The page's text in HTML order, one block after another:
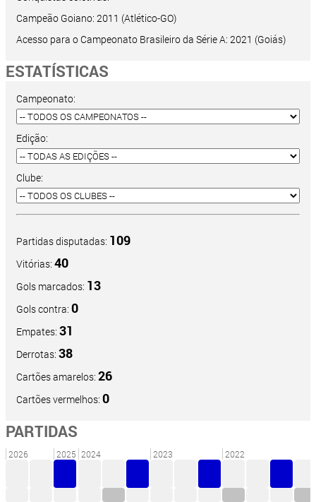
Campeão Goiano: 2011 (Atlético-GO)
Acesso para o Campeonato Brasileiro da Série A: 2021 (Goiás)
ESTATÍSTICAS
Campeonato:
Edição:
Clube:
Partidas disputadas: 109
Vitórias: 40
Gols marcados: 13
Gols contra: 0
Empates: 31
Derrotas: 38
Cartões amarelos: 26
Cartões vermelhos: 0
PARTIDAS
2026 2025 2024 2023 2022